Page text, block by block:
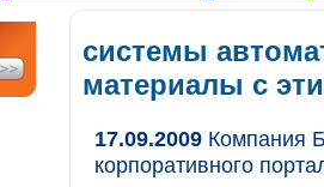
системы
материалы с
17.09.2009 Компания
корпоративного